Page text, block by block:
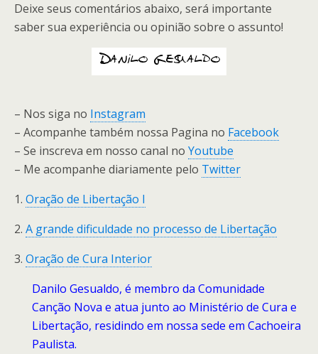
Deixe seus comentários abaixo, será importante
saber sua experiência ou opinião sobre o assunto!
– Nos siga no Instagram
– Acompanhe também nossa Pagina no Facebook
– Se inscreva em nosso canal no Youtube
– Me acompanhe diariamente pelo Twitter
1. Oração de Libertação I
2. A grande dificuldade no processo de Libertação
3. Oração de Cura Interior
Danilo Gesualdo, é membro da Comunidade
Canção Nova e atua junto ao Ministério de Cura e
Libertação, residindo em nossa sede em Cachoeira
Paulista.